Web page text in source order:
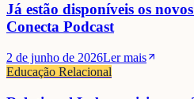
Já estão disponíveis os
Conecta Podcast
2 de junho de 2026Ler mais
Educação Relacional